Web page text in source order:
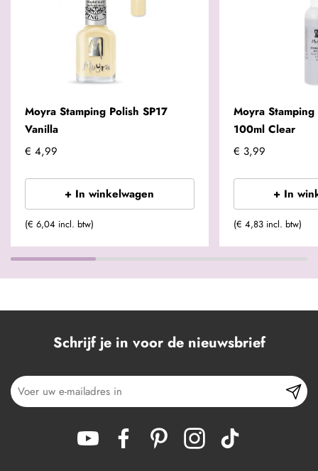
Moyra Stamping Polish SP17
Vanilla
€ 4,99
+ In winkelwagen
(€ 6,04 incl. btw)
Moyra
100ml Clear
€ 3,99
+ In
(€ 4,83 incl. btw)
Schrijf je in voor de nieuwsbrief